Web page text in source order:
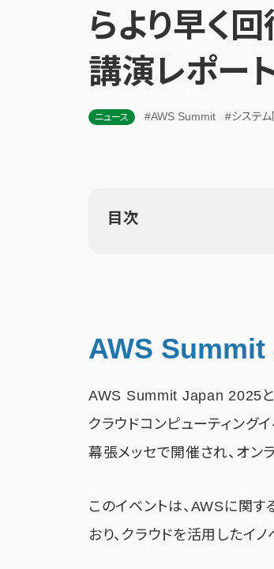
らより早く
講演レポー
ニュース #AWS Summit #システ
目次
AWS Summit
AWS Summit Japan 2025と
クラウドコンピューティング
幕張メッセで開催され、オン
このイベントは、AWSに関
おり、クラウドを活用したイ